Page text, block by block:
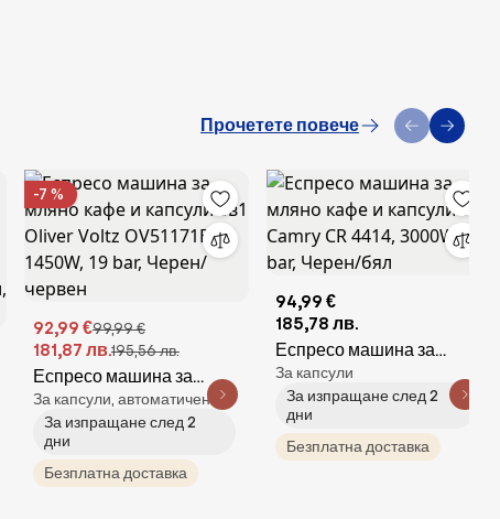
Прочетете повече
-7 %
92,99 €99,99 €
181,87 лв.195,56 лв.
Еспресо машина за
мляно кафе и капсули
8в1 Oliver Voltz
OV51171B5, 1450W, 19 bar,
Черен/червен
За капсули, автоматичен
За изпращане след 2
дни
Безплатна доставка
94,99 €
185,78 лв.
Еспресо машина за
мляно кафе и капсули
9в1 Camry CR 4414,
3000W, 19 bar, Черен/
бял
За капсули
За изпращане след 2
дни
Безплатна доставка